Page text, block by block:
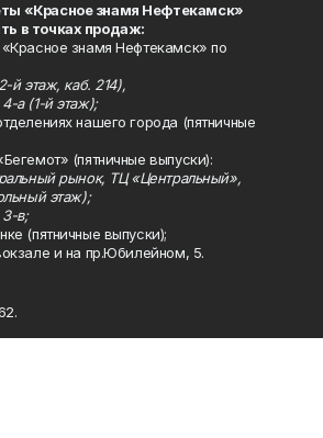
«Красное знамя Нефтекамск»
в точках продаж:
знамя Нефтекамск» по
й этаж, каб. 214),
а (1-й этаж);
нашего города (пятничные
(пятничные выпуски):
рынок, ТЦ «Центральный»,
этаж);
в;
(пятничные выпуски);
и на пр.Юбилейном, 5.